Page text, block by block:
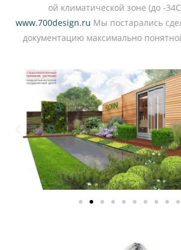
ой климатической зоне (до -
www.700design.ru Мы постарались
документацию максимально